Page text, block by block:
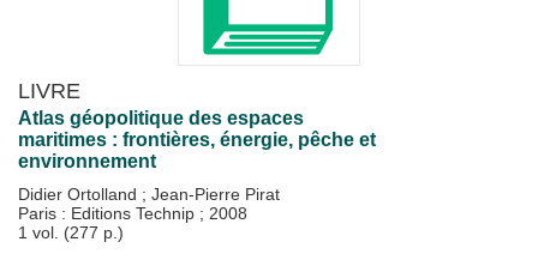
LIVRE
Atlas géopolitique des espaces
maritimes : frontières, énergie, pêche et
environnement
Didier Ortolland ; Jean-Pierre Pirat
Paris : Editions Technip ; 2008
1 vol. (277 p.)